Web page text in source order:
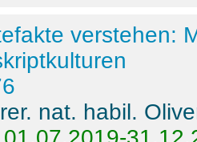
verstehen:
nat. habil.